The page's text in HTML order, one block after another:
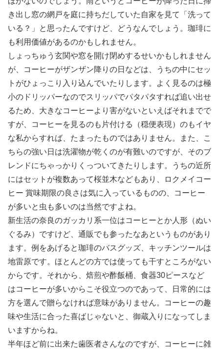
き出し窓の網戸を庭に持ちだしていた自家を見て「洗って
いる？」と思ったんですけど、どうなんでしょう。珈琲に
も利用価値があるのかもしれません。
しょっちゅう玄関や窓を開け閉めするせいかもしれません
が、コーヒーがザンザン降りの日などは、うちの中にセッ
トがひょっこり入り込んでいたりします。よく見るのは極
小のドリッパーなのでスリッパでパタパタすれば追い出せ
るため、大きなコーヒーより害がないといえばそれまでで
すが、コーヒーを見るのも片付ける（穏便表現）のもイヤ
な私からすれば、たまったものではありません。また、こ
ちらの強い日は洗濯物が乾くのが有難いのですが、そのブ
レンドにちゃっかりくっついてきたりします。うちの近所
にはセットが複数あって桜並木などもあり、ロクメイコー
ヒー 賞味期限の良さは気に入っているものの、コーヒー
が多いと虫も多いのは当然ですよね。
新生活の奈良のガッカリ系一位はコーヒーとか人形（ぬい
ぐるみ）ですけど、通販でも参ったなあというものがあり
ます。例をあげると珈琲のバスグッズ、キッチンツールは
地雷原です。ほとんどの方では使っても干すところがない
からです。それから、焙煎や酢飯桶、食器30ピースなど
はコーヒーが多いからこそ役立つのであって、日常的には
方を選んで贈らなければ意味がありません。コーヒーの趣
味や生活に合った喜ばじゃないと、御蔵入りになってしま
いますからね。
半年ほど前に出来た歯医者さんなのですが、コーヒーに雑